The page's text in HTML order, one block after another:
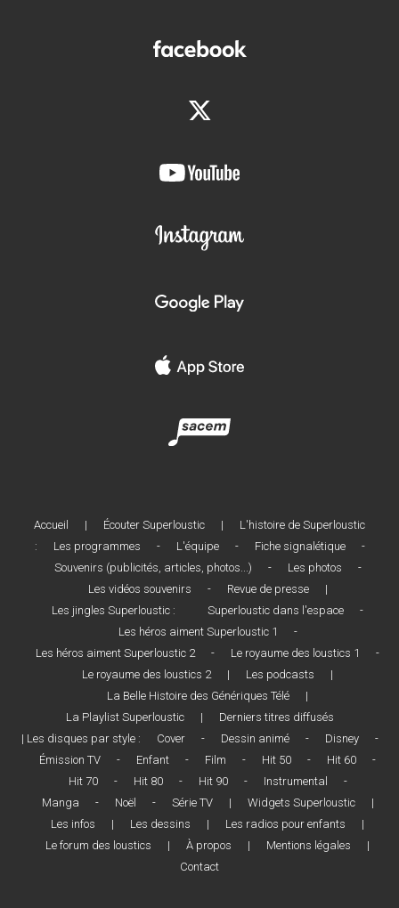
Accueil | Écouter Superloustic |
L'histoire de Superloustic
:
Les programmes - L'équipe - Fiche signalétique
-
Souvenirs (publicités, articles, photos...)
- Les photos
-
Les vidéos souvenirs
- Revue de presse
|
Les jingles Superloustic :
Superloustic dans l'espace
-
Les héros aiment Superloustic 1
-
Les héros aiment Superloustic 2
- Le royaume des loustics 1
-
Le royaume des loustics 2
| Les podcasts
|
La Belle Histoire des Génériques Télé
|
La Playlist Superloustic
|
Derniers titres diffusés
| Les disques par style :
Cover - Dessin animé - Disney
-
Émission TV
- Enfant - Film - Hit 50 - Hit 60
-
Hit 70
- Hit 80 - Hit 90 - Instrumental
-
Manga
- Noël - Série TV | Widgets Superloustic
|
Les infos
| Les dessins | Les radios pour enfants
|
Le forum des loustics
| À propos | Mentions légales
|
Contact